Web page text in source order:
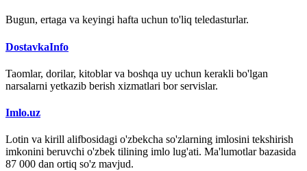
Bugun, ertaga va keyingi hafta uchun to'liq teledasturlar.
DostavkaInfo
Taomlar, dorilar, kitoblar va boshqa uy uchun kerakli bo'lgan
narsalarni yetkazib berish xizmatlari bor servislar.
Imlo.uz
Lotin va kirill alifbosidagi o'zbekcha so'zlarning imlosini tekshirish
imkonini beruvchi o'zbek tilining imlo lug'ati. Ma'lumotlar bazasida
87 000 dan ortiq so'z mavjud.